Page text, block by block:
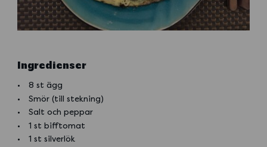
Ingredienser
8 st ägg
Smör (till stekning)
Salt och peppar
1 st bifftomat
1 st silverlök